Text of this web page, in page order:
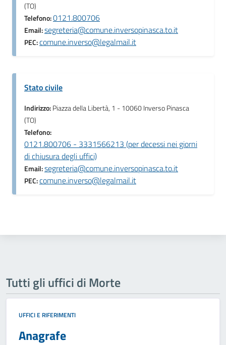
(TO)
Telefono:0121.800706
Email:segreteria@comune.inversopinasca.to.it
PEC:comune.inverso@legalmail.it
Stato civile
Indirizzo:Piazza della Libertà, 1 - 10060 Inverso Pinasca
(TO)
Telefono:
0121.800706 - 3331566213 (per decessi nei giorni
di chiusura degli uffici)
Email:segreteria@comune.inversopinasca.to.it
PEC:comune.inverso@legalmail.it
Tutti gli uffici di Morte
UFFICI E RIFERIMENTI
Anagrafe